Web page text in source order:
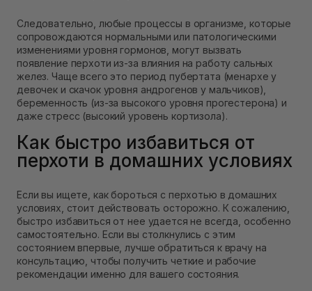
Следовательно, любые процессы в организме, которые
сопровождаются нормальными или патологическими
изменениями уровня гормонов, могут вызвать
появление перхоти из-за влияния на работу сальных
желез. Чаще всего это период пубертата (менархе у
девочек и скачок уровня андрогенов у мальчиков),
беременность (из-за высокого уровня прогестерона) и
даже стресс (высокий уровень кортизола).
Как быстро избавиться от
перхоти в домашних условиях
Если вы ищете, как бороться с перхотью в домашних
условиях, стоит действовать осторожно. К сожалению,
быстро избавиться от нее удается не всегда, особенно
самостоятельно. Если вы столкнулись с этим
состоянием впервые, лучше обратиться к врачу на
консультацию, чтобы получить четкие и рабочие
рекомендации именно для вашего состояния.